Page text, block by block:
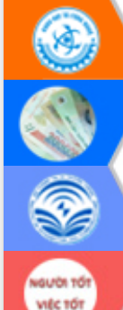
Đắk Lắk: Tôn vinh 46
thi Sáng tạo Kỹ thuật
Đắk Lắk rà soát, điều
về phát triển nuôi trồng
Phó Chủ tịch UBND
Trương Công Thái
Dự án cao tốc Khánh
Thuột
Định vị cà phê Việt Nam
sản sống” trong dòng
Xây dựng nông thôn
sống người dân từ
Quyết liệt tháo gỡ
nhanh tiến độ các dự
trong Khu kinh tế Nam